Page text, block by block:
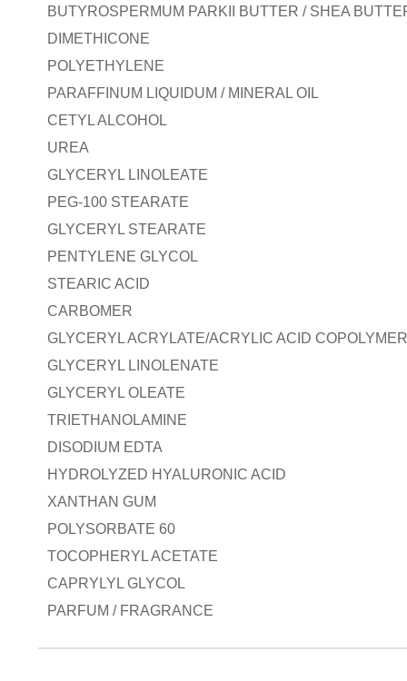
BUTYROSPERMUM PARKII BUTTER / SHEA
DIMETHICONE
POLYETHYLENE
PARAFFINUM LIQUIDUM / MINERAL OIL
CETYL ALCOHOL
UREA
GLYCERYL LINOLEATE
PEG-100 STEARATE
GLYCERYL STEARATE
PENTYLENE GLYCOL
STEARIC ACID
CARBOMER
GLYCERYL ACRYLATE/ACRYLIC ACID COPOLYMER
GLYCERYL LINOLENATE
GLYCERYL OLEATE
TRIETHANOLAMINE
DISODIUM EDTA
HYDROLYZED HYALURONIC ACID
XANTHAN GUM
POLYSORBATE 60
TOCOPHERYL ACETATE
CAPRYLYL GLYCOL
PARFUM / FRAGRANCE